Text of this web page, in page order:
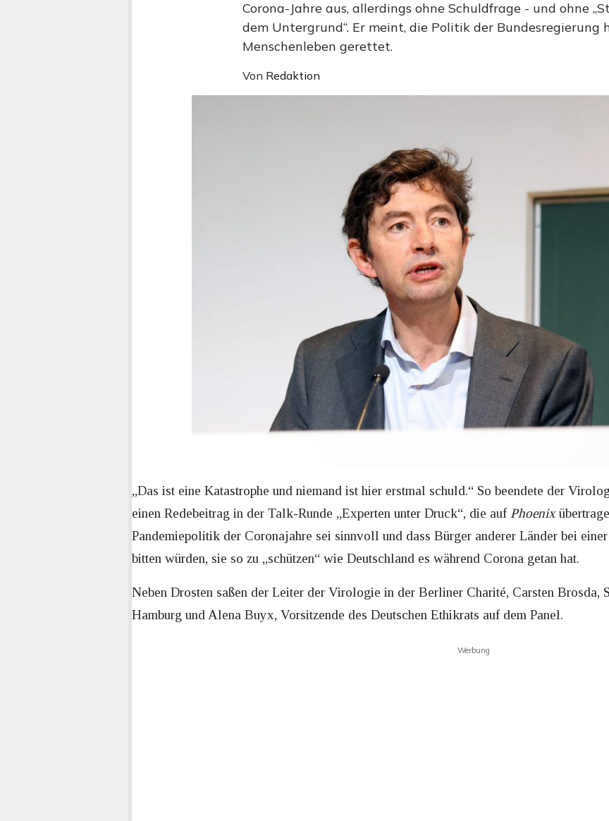
Corona-Jahre aus, allerdings ohne Schuldfrage - und ohne
dem Untergrund“. Er meint, die Politik der Bundesregierung
Menschenleben gerettet.
Von Redaktion
„Das ist eine Katastrophe und niemand ist hier erstmal schuld.“ So beendete der
einen Redebeitrag in der Talk-Runde „Experten unter Druck“, die auf Phoenix
Pandemiepolitik der Coronajahre sei sinnvoll und dass Bürger anderer Länder bei
bitten würden, sie so zu „schützen“ wie Deutschland es während Corona getan hat.
Neben Drosten saßen der Leiter der Virologie in der Berliner Charité, Carsten Brosda,
Hamburg und Alena Buyx, Vorsitzende des Deutschen Ethikrats auf dem Panel.
Werbung